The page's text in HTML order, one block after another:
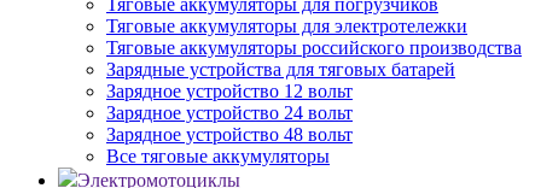
Тяговые аккумуляторы для погрузчиков
Тяговые аккумуляторы для электротележки
Тяговые аккумуляторы российского производства
Зарядные устройства для тяговых батарей
Зарядное устройство 12 вольт
Зарядное устройство 24 вольт
Зарядное устройство 48 вольт
Все тяговые аккумуляторы
Электромотоциклы